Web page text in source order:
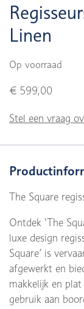
Linen
Op voorraad
€ 599,00
Stel een vraag
The Square
Ontdek ‘The
luxe design
Square’ is
afgewerkt en
makkelijk en
gebruik aan